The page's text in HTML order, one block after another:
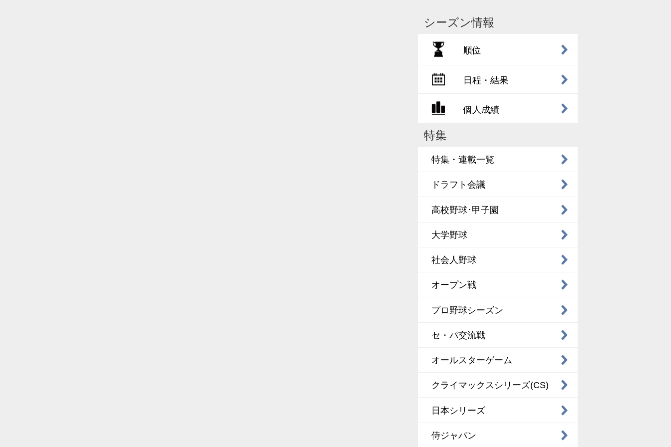
シーズン情報
順位
日程・結果
個人成績
特集
特集・連載一覧
ドラフト会議
高校野球･甲子園
大学野球
社会人野球
オープン戦
プロ野球シーズン
セ・パ交流戦
オールスターゲーム
クライマックスシリーズ(CS)
日本シリーズ
侍ジャパン